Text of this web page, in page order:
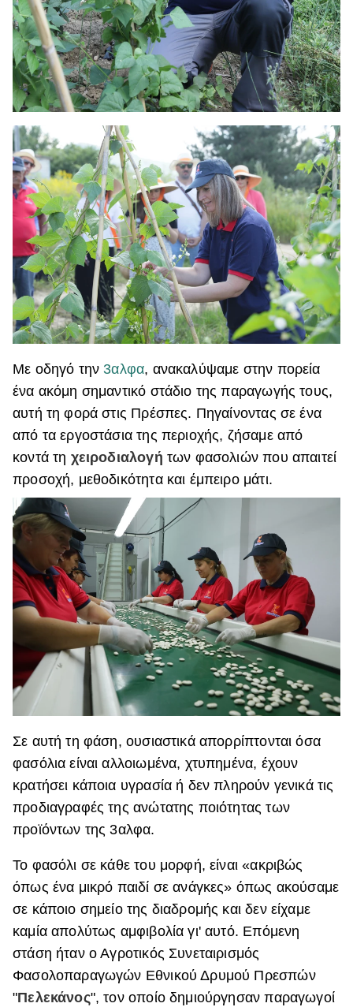
Με οδηγό την 3αλφα, ανακαλύψαμε στην πορεία
ένα ακόμη σημαντικό στάδιο της παραγωγής τους,
αυτή τη φορά στις Πρέσπες. Πηγαίνοντας σε ένα
από τα εργοστάσια της περιοχής, ζήσαμε από
κοντά τη χειροδιαλογή των φασολιών που απαιτεί
προσοχή, μεθοδικότητα και έμπειρο μάτι.
Σε αυτή τη φάση, ουσιαστικά απορρίπτονται όσα
φασόλια είναι αλλοιωμένα, χτυπημένα, έχουν
κρατήσει κάποια υγρασία ή δεν πληρούν γενικά τις
προδιαγραφές της ανώτατης ποιότητας των
προϊόντων της 3αλφα.
Το φασόλι σε κάθε του μορφή, είναι «ακριβώς
όπως ένα μικρό παιδί σε ανάγκες» όπως ακούσαμε
σε κάποιο σημείο της διαδρομής και δεν είχαμε
καμία απολύτως αμφιβολία γι' αυτό. Επόμενη
στάση ήταν ο Αγροτικός Συνεταιρισμός
Φασολοπαραγωγών Εθνικού Δρυμού Πρεσπών
"Πελεκάνος", τον οποίο δημιούργησαν παραγωγοί